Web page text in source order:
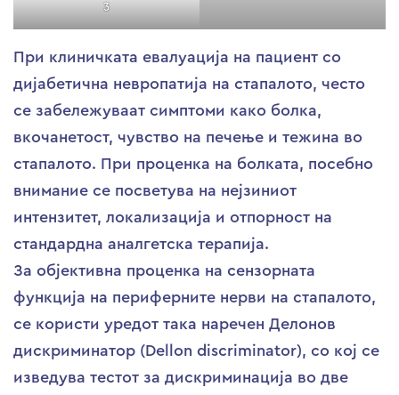
3
При клиничката евалуација на пациент со
дијабетична невропатија на стапалото, често
се забележуваат симптоми како болка,
вкочанетост, чувство на печење и тежина во
стапалото. При проценка на болката, посебно
внимание се посветува на нејзиниот
интензитет, локализација и отпорност на
стандардна аналгетска терапија.
За објективна проценка на сензорната
функција на периферните нерви на стапалото,
се користи уредот така наречен Делонов
дискриминатор (Dellon discriminator), со кој се
изведува тестот за дискриминација во две